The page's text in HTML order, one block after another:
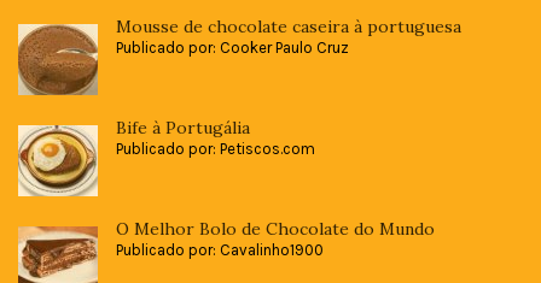
Mousse de chocolate caseira à portuguesa
Publicado por: Cooker Paulo Cruz
Bife à Portugália
Publicado por: Petiscos.com
O Melhor Bolo de Chocolate do Mundo
Publicado por: Cavalinho1900